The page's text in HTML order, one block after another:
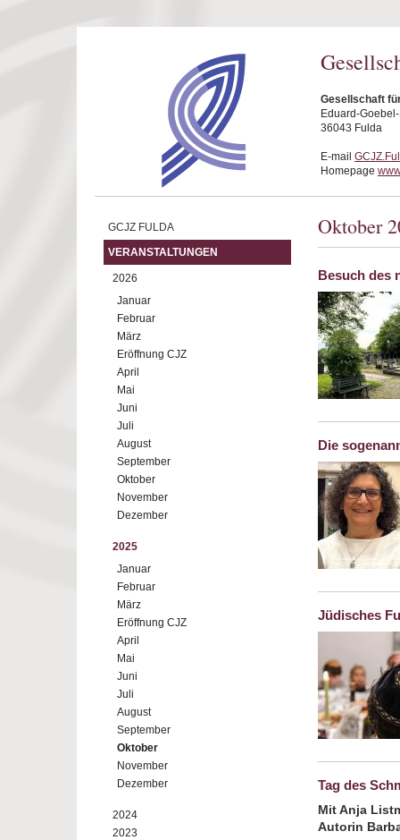
Gesellschaft
Eduard-
36043 Fulda
E-mail
Homepage
GCJZ FULDA
VERANSTALTUNGEN
2026
Januar
Februar
März
Eröffnung CJZ
April
Mai
Juni
Juli
August
September
Oktober
November
Dezember
2025
Januar
Februar
März
Eröffnung CJZ
April
Mai
Juni
Juli
August
September
Oktober
November
Dezember
2024
2023
Oktober
Besuch des
Die
Jüdisches
Tag des
Mit Anja
Autorin